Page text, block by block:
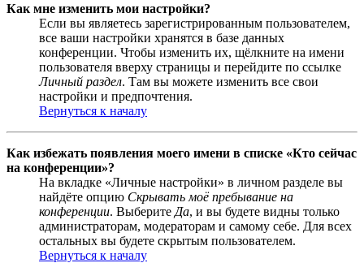
Как мне изменить мои настройки?
Если вы являетесь зарегистрированным пользователем,
все ваши настройки хранятся в базе данных
конференции. Чтобы изменить их, щёлкните на имени
пользователя вверху страницы и перейдите по ссылке
Личный раздел. Там вы можете изменить все свои
настройки и предпочтения.
Вернуться к началу
Как избежать появления моего имени в списке «Кто сейчас
на конференции»?
На вкладке «Личные настройки» в личном разделе вы
найдёте опцию Скрывать моё пребывание на
конференции. Выберите Да, и вы будете видны только
администраторам, модераторам и самому себе. Для всех
остальных вы будете скрытым пользователем.
Вернуться к началу